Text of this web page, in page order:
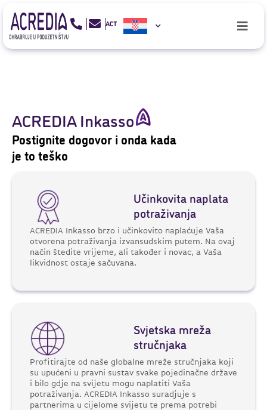
ACREDIA Inkasso
Postignite dogovor i onda kada
je to teško
Učinkovita naplata
potraživanja
ACREDIA Inkasso brzo i učinkovito naplaćuje Vaša
otvorena potraživanja izvansudskim putem. Na ovaj
način štedite vrijeme, ali također i novac, a Vaša
likvidnost ostaje sačuvana.
Svjetska mreža
stručnjaka
Profitirajte od naše globalne mreže stručnjaka koji
su upućeni u pravni sustav svake pojedinačne države
i bilo gdje na svijetu mogu naplatiti Vaša
potraživanja. ACREDIA Inkasso suradjuje s
partnerima u cijelome svijetu te prema potrebi